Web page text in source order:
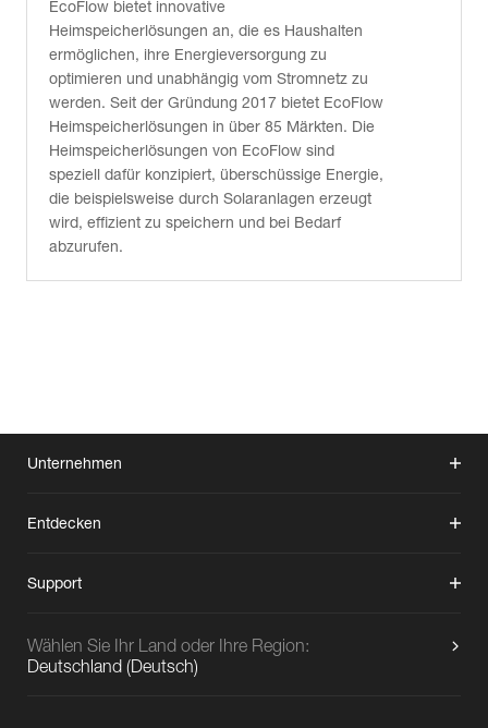
EcoFlow bietet innovative
Heimspeicherlösungen an, die es Haushalten
ermöglichen, ihre Energieversorgung zu
optimieren und unabhängig vom Stromnetz zu
werden. Seit der Gründung 2017 bietet EcoFlow
Heimspeicherlösungen in über 85 Märkten. Die
Heimspeicherlösungen von EcoFlow sind
speziell dafür konzipiert, überschüssige Energie,
die beispielsweise durch Solaranlagen erzeugt
wird, effizient zu speichern und bei Bedarf
abzurufen.
Unternehmen
Entdecken
Support
Wählen Sie Ihr Land oder Ihre Region:
Deutschland (Deutsch)